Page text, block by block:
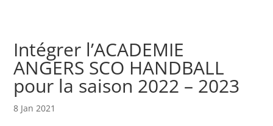
Intégrer l’ACADEMIE
ANGERS SCO HANDBALL
pour la saison 2022 – 2023
8 Jan 2021